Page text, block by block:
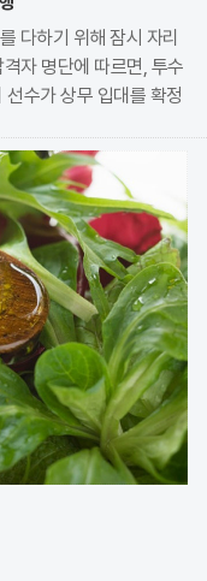
다하기 위해 잠시 자리
자 명단에 따르면, 투수
수가 상무 입대를 확정